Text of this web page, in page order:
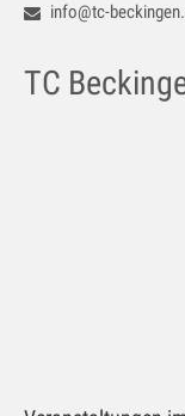
info@tc-
TC